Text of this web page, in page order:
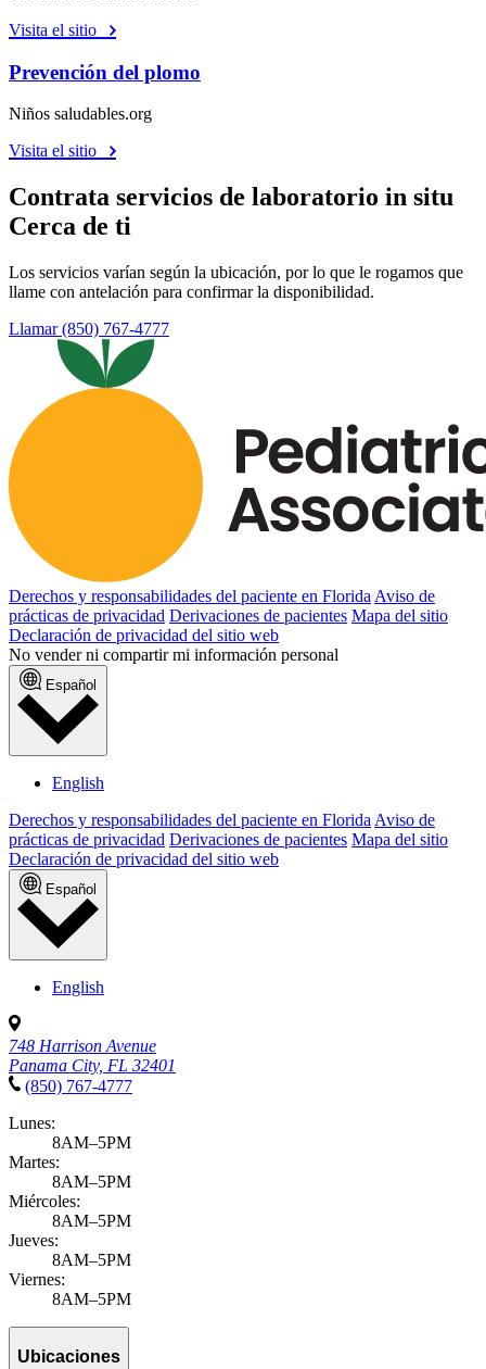
Visita el sitio
Prevención del plomo
Niños saludables.org
Visita el sitio
Contrata servicios de laboratorio in situ
Cerca de ti
Los servicios varían según la ubicación, por lo que le rogamos que
llame con antelación para confirmar la disponibilidad.
Llamar (850) 767-4777
Derechos y responsabilidades del paciente en Florida Aviso de
prácticas de privacidad Derivaciones de pacientes Mapa del sitio
Declaración de privacidad del sitio web
No vender ni compartir mi información personal
Español
English
Derechos y responsabilidades del paciente en Florida Aviso de
prácticas de privacidad Derivaciones de pacientes Mapa del sitio
Declaración de privacidad del sitio web
Español
English
748 Harrison Avenue
Panama City, FL 32401
(850) 767-4777
Lunes:
8AM–5PM
Martes:
8AM–5PM
Miércoles:
8AM–5PM
Jueves:
8AM–5PM
Viernes:
8AM–5PM
Ubicaciones